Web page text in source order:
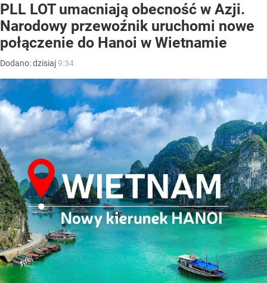
PLL LOT umacniają obecność w Azji.
Narodowy przewoźnik uruchomi nowe
połączenie do Hanoi w Wietnamie
Dodano:dzisiaj9:34